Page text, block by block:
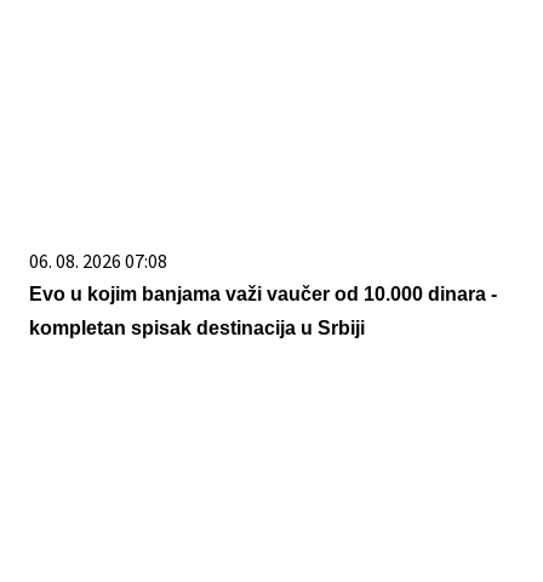
06. 08. 2026 07:08
Evo u kojim banjama važi vaučer od 10.000 dinara -
kompletan spisak destinacija u Srbiji